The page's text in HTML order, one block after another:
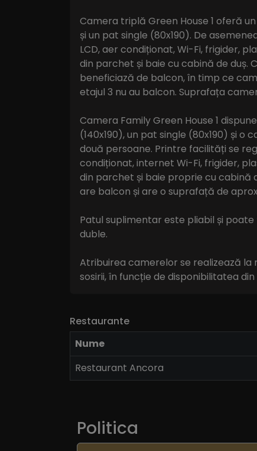
Camera triplă Green House 1 oferă
și un pat single (80x190). De
LCD, aer condiționat, Wi-Fi, frigider,
din parchet și baie cu cabină de duș.
beneficiază de balcon, în timp ce
etajul 3 nu au balcon. Suprafața
Camera Family Green House 1
(140x190), un pat single (80x190) și o
două persoane. Printre facilități se
condiționat, internet Wi-Fi, frigider,
din parchet și baie proprie cu cabină
are balcon și are o suprafață de
Patul suplimentar este pliabil și
duble.
Atribuirea camerelor se realizează la
sosirii, în funcție de disponibilitatea
Restaurante
Nume
Restaurant Ancora
Politica